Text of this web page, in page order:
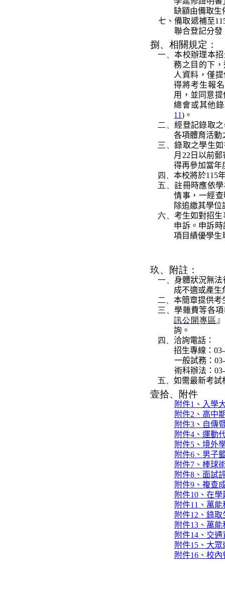
缺額由備取生
七、備取遞補至
聯合登記分發
捌、 相關規定 ：
一、本校辦理本
務之目的下
人資料，僅
得將考生報
用，並同意
總會或其他
11) 。
二、經登記錄取
各項體育活動
三、錄取之學生
月 22日以前郵
得再參加當年
四、本校將於115
五、註冊時應依
情事，一經
除追繳其學
六、 考生如對招
申訴。申訴
項目績優學生
玖、 附註 ：
一、 身體狀況無
成不適或產生
二、本簡章提供考
三、學雜費等各項
訊公開專區
詢。
四、 洽詢電話：
招生專線：
一般試務：
術科辦法：
五、如需最新考試
壹拾、 附件
附件1 、入學
附件2 、高中
附件3、自傳
附件4、運動
附件5、境外
附件6、男子
附件7、 棒球
附件8、面試
附件9、複查
附件10、在學
附件11 、萬
附件12 、錄
附件13、萬能
附件14、交通
附件15、大眾
附件16、校內